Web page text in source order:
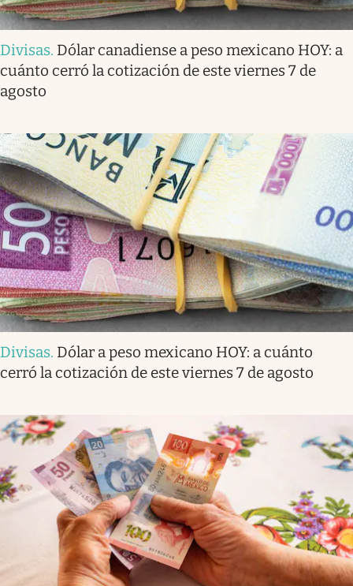
Divisas. Dólar canadiense a peso mexicano HOY: a
cuánto cerró la cotización de este viernes 7 de
agosto
Divisas. Dólar a peso mexicano HOY: a cuánto
cerró la cotización de este viernes 7 de agosto